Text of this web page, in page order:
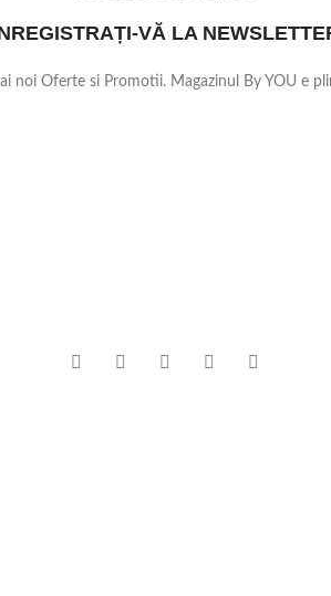
VĂ LA
noi Oferte si Promotii. Magazinul By YOU e